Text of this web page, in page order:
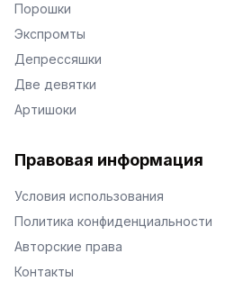
Порошки
Экспромты
Депрессяшки
Две девятки
Артишоки
Правовая информация
Условия использования
Политика конфиденциальности
Авторские права
Контакты